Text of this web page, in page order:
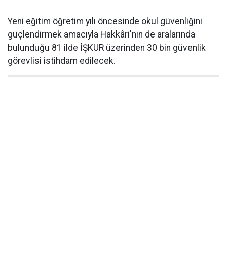
Yeni eğitim öğretim yılı öncesinde okul güvenliğini
güçlendirmek amacıyla Hakkâri'nin de aralarında
bulunduğu 81 ilde İŞKUR üzerinden 30 bin güvenlik
görevlisi istihdam edilecek.